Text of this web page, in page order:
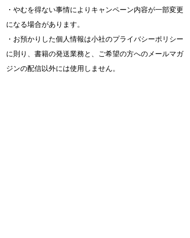
・やむを得ない事情によりキャンペーン内容が一部変更
になる場合があります。
・お預かりした個人情報は小社のプライバシーポリシー
に則り、書籍の発送業務と、ご希望の方へのメールマガ
ジンの配信以外には使用しません。